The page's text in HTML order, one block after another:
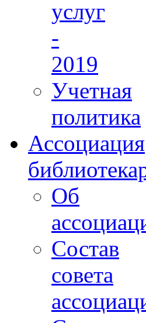
услуг
-
2019
Учетная
политика
Ассоциация
Об
Состав
совета